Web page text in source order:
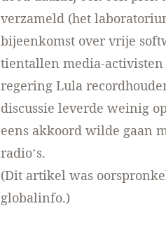
verzameld (het
bijeenkomst over vrije
tientallen media-activisten
regering Lula
discussie leverde weinig
eens akkoord wilde gaan
radio’s.
(Dit artikel was
globalinfo.)